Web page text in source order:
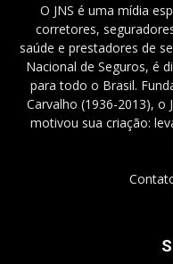
O JNS é uma mídia
corretores,
saúde e prestadores de
Nacional de Seguros, é
para todo o Brasil.
Carvalho (1936-2013),
motivou sua criação: